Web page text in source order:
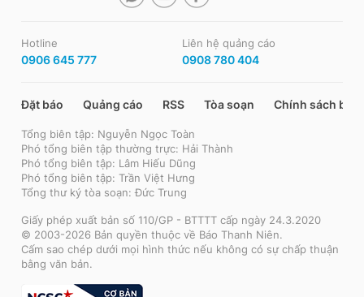
Hotline
0906 645 777
Liên hệ quảng cáo
0908 780 404
Đặt báo Quảng cáo RSS Tòa soạn Chính sách bảo
Tổng biên tập: Nguyễn Ngọc Toàn
Phó tổng biên tập thường trực: Hải Thành
Phó tổng biên tập: Lâm Hiếu Dũng
Phó tổng biên tập: Trần Việt Hưng
Tổng thư ký tòa soạn: Đức Trung
Giấy phép xuất bản số 110/GP - BTTTT cấp ngày 24.3.2020
© 2003-2026 Bản quyền thuộc về Báo Thanh Niên.
Cấm sao chép dưới mọi hình thức nếu không có sự chấp thuận
bằng văn bản.